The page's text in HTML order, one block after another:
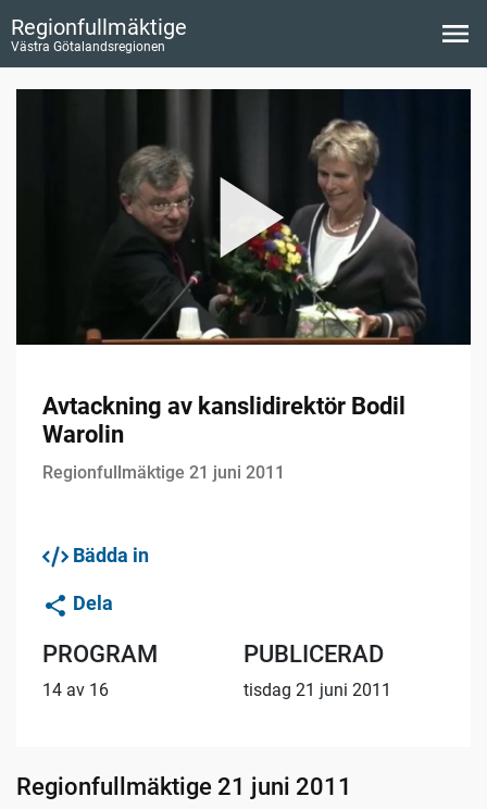
Regionfullmäktige
Västra Götalandsregionen
Avtackning av kanslidirektör Bodil
Warolin
Regionfullmäktige 21 juni 2011
Bädda in
Dela
PROGRAM
14 av 16
PUBLICERAD
tisdag 21 juni 2011
Regionfullmäktige 21 juni 2011